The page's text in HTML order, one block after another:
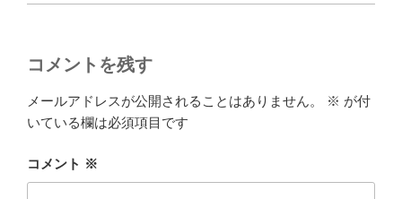
コメントを残す
メールアドレスが公開されることはありません。 ※ が付
いている欄は必須項目です
コメント ※